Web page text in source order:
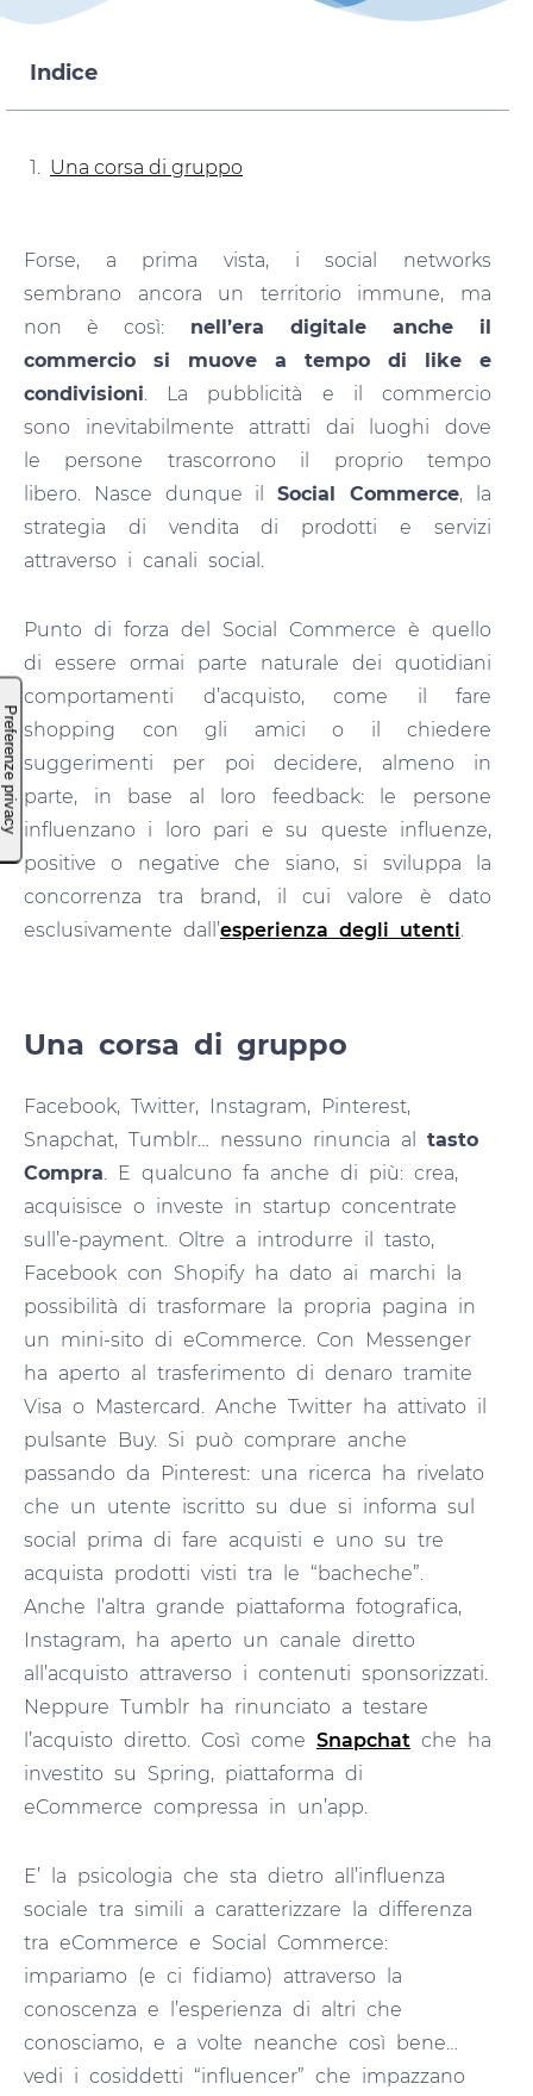
Indice
Una corsa di gruppo
Forse, a prima vista, i social networks
sembrano ancora un territorio immune, ma
non è così: nell’era digitale anche il
commercio si muove a tempo di like e
condivisioni . La pubblicità e il commercio
sono inevitabilmente attratti dai luoghi dove
le persone trascorrono il proprio tempo
libero. Nasce dunque ilSocial Commerce, la
strategia di vendita di prodotti e servizi
attraverso i canali social.
Punto di forza del Social Commerce è quello
di essere ormai parte naturale dei quotidiani
comportamenti d’acquisto, come il fare
shopping con gli amici o il chiedere
suggerimenti per poi decidere, almeno in
parte, in base al loro feedback: le persone
influenzano i loro pari e su queste influenze,
positive o negative che siano, si sviluppa la
concorrenza tra brand, il cui valore è dato
esclusivamente dall’esperienza degli utenti
Una corsa di gruppo
Facebook, Twitter, Instagram, Pinterest,
Snapchat, Tumblr… nessuno rinuncia al tasto
Compra . E qualcuno fa anche di più: crea,
acquisisce o investe in startup concentrate
sull’e-payment. Oltre a introdurre il tasto,
Facebook con Shopify ha dato ai marchi la
possibilità di trasformare la propria pagina in
un mini-sito di eCommerce. Con Messenger
ha aperto al trasferimento di denaro tramite
Visa o Mastercard. Anche Twitter ha attivato il
pulsante Buy. Si può comprare anche
passando da Pinterest: una ricerca ha rivelato
che un utente iscritto su due si informa sul
social prima di fare acquisti e uno su tre
acquista prodotti visti tra le “bacheche”.
Anche l’altra grande piattaforma fotografica,
Instagram, ha aperto un canale diretto
all’acquisto attraverso i contenuti sponsorizzati.
Neppure Tumblr ha rinunciato a testare
l’acquisto diretto. Così come Snapchat che ha
investito su Spring, piattaforma di
eCommerce compressa in un’app.
E’ la psicologia che sta dietro all’influenza
sociale tra simili a caratterizzare la differenza
tra eCommerce e Social Commerce:
impariamo (e ci fidiamo) attraverso la
conoscenza e l’esperienza di altri che
conosciamo, e a volte neanche così bene…
vedi i cosiddetti “influencer” che impazzano